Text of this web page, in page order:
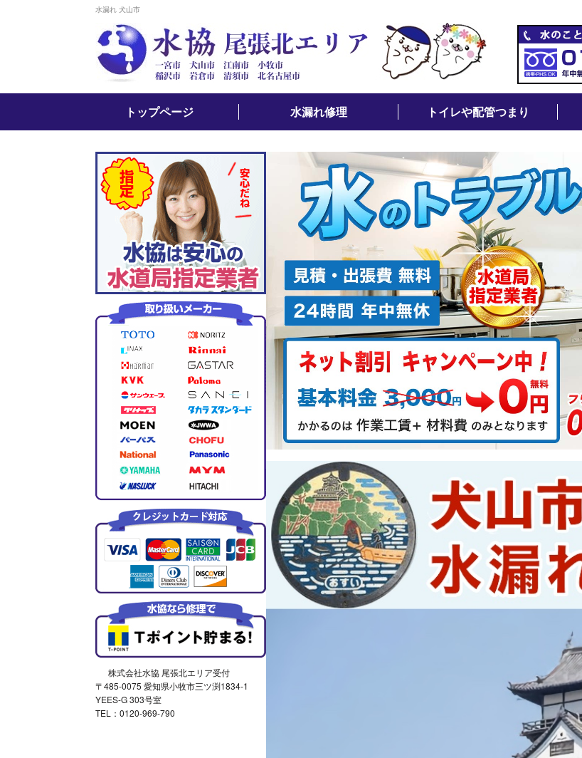
水漏れ 犬山市
トップページ 水漏れ修理 トイレや配管つまり
株式会社水協 尾張北エリア受付
〒485-0075 愛知県小牧市三ツ渕1834-1
YEES-G 303号室
TEL：0120-969-790